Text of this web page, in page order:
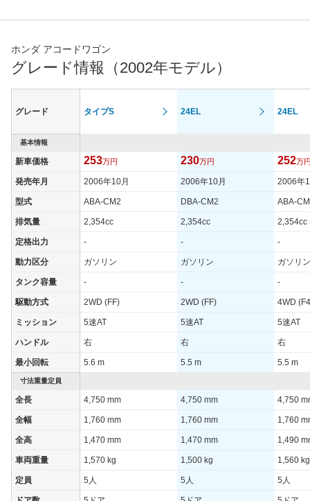
ホンダ アコードワゴン
グレード情報（2002年モデル）
グレード タイプS 24EL 24EL
基本情報
新車価格 253万円 230万円 252万
発売年月 2006年10月 2006年10月 2006年
型式 ABA-CM2 DBA-CM2 ABA-
排気量 2,354cc 2,354cc 2,354cc
定格出力 - - -
動力区分 ガソリン ガソリン ガソリン
タンク容量 - - -
駆動方式 2WD (FF) 2WD (FF) 4WD
ミッション 5速AT 5速AT 5速AT
ハンドル 右 右 右
最小回転 5.6 m 5.5 m 5.5 m
寸法重量定員
全長 4,750 mm 4,750 mm 4,750
全幅 1,760 mm 1,760 mm 1,760
全高 1,470 mm 1,470 mm 1,490
車両重量 1,570 kg 1,500 kg 1,560 kg
定員 5人 5人 5人